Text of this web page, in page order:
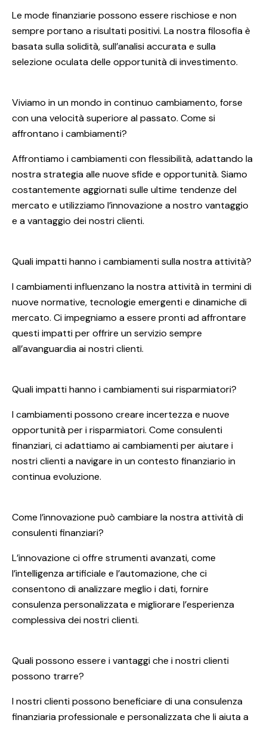
Le mode finanziarie possono essere rischiose e non
sempre portano a risultati positivi. La nostra filosofia è
basata sulla solidità, sull’analisi accurata e sulla
selezione oculata delle opportunità di investimento.
Viviamo in un mondo in continuo cambiamento, forse
con una velocità superiore al passato. Come si
affrontano i cambiamenti?
Affrontiamo i cambiamenti con flessibilità, adattando la
nostra strategia alle nuove sfide e opportunità. Siamo
costantemente aggiornati sulle ultime tendenze del
mercato e utilizziamo l’innovazione a nostro vantaggio
e a vantaggio dei nostri clienti.
Quali impatti hanno i cambiamenti sulla nostra attività?
I cambiamenti influenzano la nostra attività in termini di
nuove normative, tecnologie emergenti e dinamiche di
mercato. Ci impegniamo a essere pronti ad affrontare
questi impatti per offrire un servizio sempre
all’avanguardia ai nostri clienti.
Quali impatti hanno i cambiamenti sui risparmiatori?
I cambiamenti possono creare incertezza e nuove
opportunità per i risparmiatori. Come consulenti
finanziari, ci adattiamo ai cambiamenti per aiutare i
nostri clienti a navigare in un contesto finanziario in
continua evoluzione.
Come l’innovazione può cambiare la nostra attività di
consulenti finanziari?
L’innovazione ci offre strumenti avanzati, come
l’intelligenza artificiale e l’automazione, che ci
consentono di analizzare meglio i dati, fornire
consulenza personalizzata e migliorare l’esperienza
complessiva dei nostri clienti.
Quali possono essere i vantaggi che i nostri clienti
possono trarre?
I nostri clienti possono beneficiare di una consulenza
finanziaria professionale e personalizzata che li aiuta a